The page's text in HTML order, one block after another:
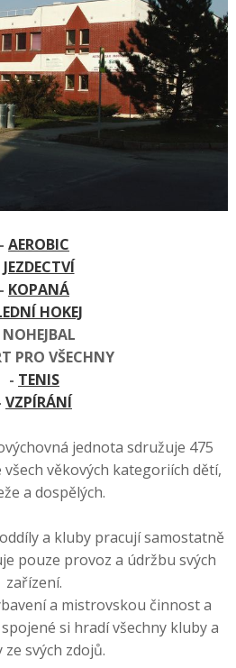
- AEROBIC
JEZDECTVÍ
- KOPANÁ
HOKEJ
PRO VŠECHNY
- TENIS
VZPÍRÁNÍ
jednota sdružuje 475
věkových kategoriích dětí,
a dospělých.
a kluby pracují samostatně
pouze provoz a údržbu svých
zařízení.
a mistrovskou činnost a
si hradí všechny kluby a
ze svých zdojů.